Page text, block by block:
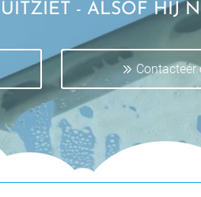
- ALSOF HIJ
Contacteer